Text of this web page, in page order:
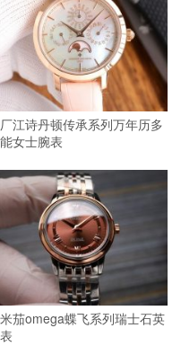
江诗丹顿传承系列万年历多
女士腕表
茄omega蝶飞系列瑞士石英